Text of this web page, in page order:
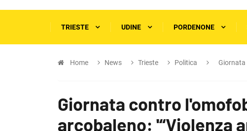
TRIESTE UDINE PORDENONE
Home News Trieste Politica Giornata
Giornata contro
arcobaleno: '“Violenza